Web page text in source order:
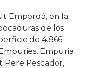
Empordá, en la
de los
de 4.866
Empuria
Pere Pescador,